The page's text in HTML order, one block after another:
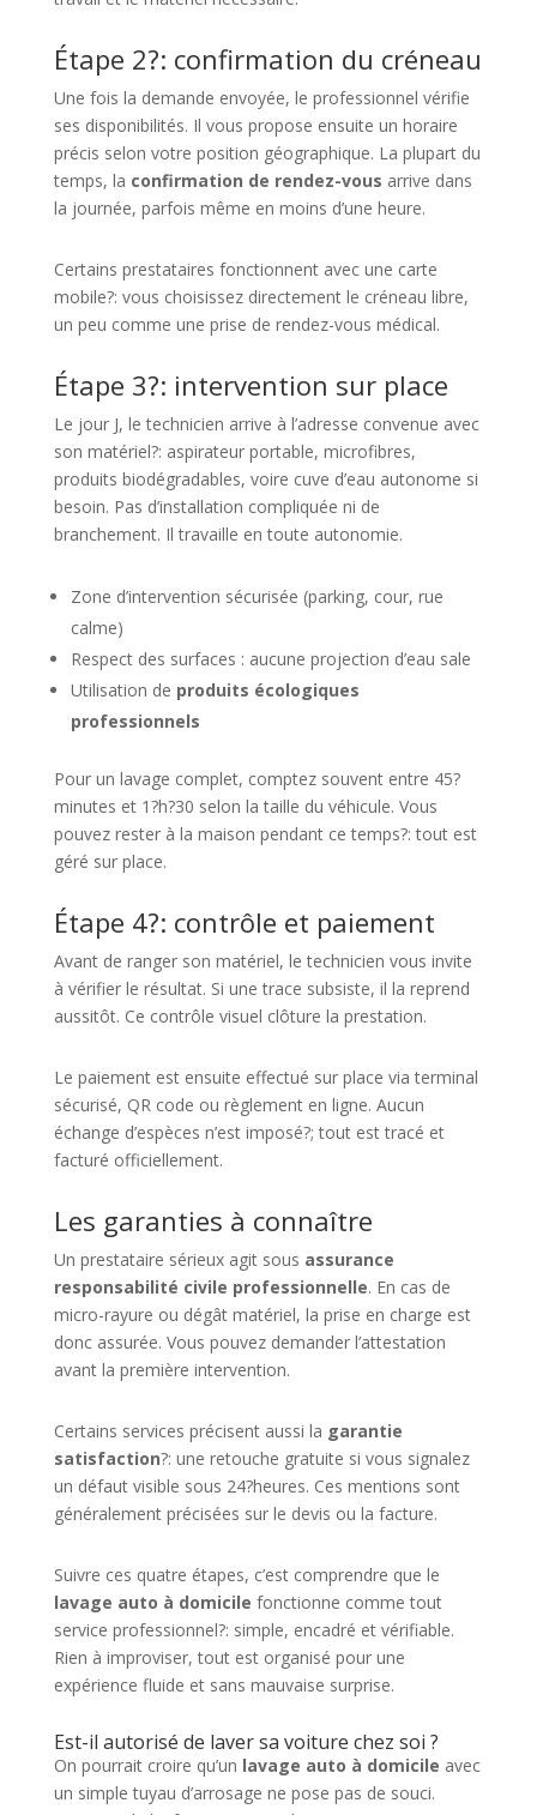
Étape 2?: confirmation du créneau
Une fois la demande envoyée, le professionnel vérifie
ses disponibilités. Il vous propose ensuite un horaire
précis selon votre position géographique. La plupart du
temps, la confirmation de rendez-vous arrive dans
la journée, parfois même en moins d’une heure.
Certains prestataires fonctionnent avec une carte
mobile?: vous choisissez directement le créneau libre,
un peu comme une prise de rendez-vous médical.
Étape 3?: intervention sur place
Le jour J, le technicien arrive à l’adresse convenue avec
son matériel?: aspirateur portable, microfibres,
produits biodégradables, voire cuve d’eau autonome si
besoin. Pas d’installation compliquée ni de
branchement. Il travaille en toute autonomie.
Zone d’intervention sécurisée (parking, cour, rue
calme)
Respect des surfaces : aucune projection d’eau sale
Utilisation de produits écologiques
professionnels
Pour un lavage complet, comptez souvent entre 45?
minutes et 1?h?30 selon la taille du véhicule. Vous
pouvez rester à la maison pendant ce temps?: tout est
géré sur place.
Étape 4?: contrôle et paiement
Avant de ranger son matériel, le technicien vous invite
à vérifier le résultat. Si une trace subsiste, il la reprend
aussitôt. Ce contrôle visuel clôture la prestation.
Le paiement est ensuite effectué sur place via terminal
sécurisé, QR code ou règlement en ligne. Aucun
échange d’espèces n’est imposé?; tout est tracé et
facturé officiellement.
Les garanties à connaître
Un prestataire sérieux agit sous assurance
responsabilité civile professionnelle. En cas de
micro-rayure ou dégât matériel, la prise en charge est
donc assurée. Vous pouvez demander l’attestation
avant la première intervention.
Certains services précisent aussi la garantie
satisfaction?: une retouche gratuite si vous signalez
un défaut visible sous 24?heures. Ces mentions sont
généralement précisées sur le devis ou la facture.
Suivre ces quatre étapes, c’est comprendre que le
lavage auto à domicile fonctionne comme tout
service professionnel?: simple, encadré et vérifiable.
Rien à improviser, tout est organisé pour une
expérience fluide et sans mauvaise surprise.
Est-il autorisé de laver sa voiture chez soi ?
On pourrait croire qu’un lavage auto à domicile avec
un simple tuyau d’arrosage ne pose pas de souci.